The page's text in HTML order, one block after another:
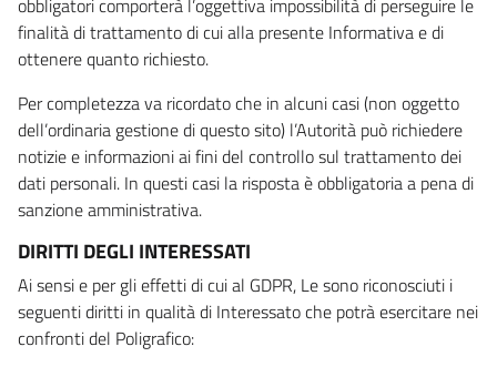
obbligatori comporterà l’oggettiva impossibilità di perseguire le
finalità di trattamento di cui alla presente Informativa e di
ottenere quanto richiesto.
Per completezza va ricordato che in alcuni casi (non oggetto
dell’ordinaria gestione di questo sito) l’Autorità può richiedere
notizie e informazioni ai fini del controllo sul trattamento dei
dati personali. In questi casi la risposta è obbligatoria a pena di
sanzione amministrativa.
DIRITTI DEGLI INTERESSATI
Ai sensi e per gli effetti di cui al GDPR, Le sono riconosciuti i
seguenti diritti in qualità di Interessato che potrà esercitare nei
confronti del Poligrafico: